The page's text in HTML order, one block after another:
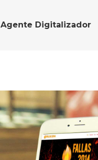
Agente Digitalizador